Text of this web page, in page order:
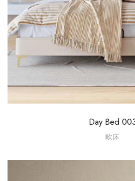
Day Bed
軟床